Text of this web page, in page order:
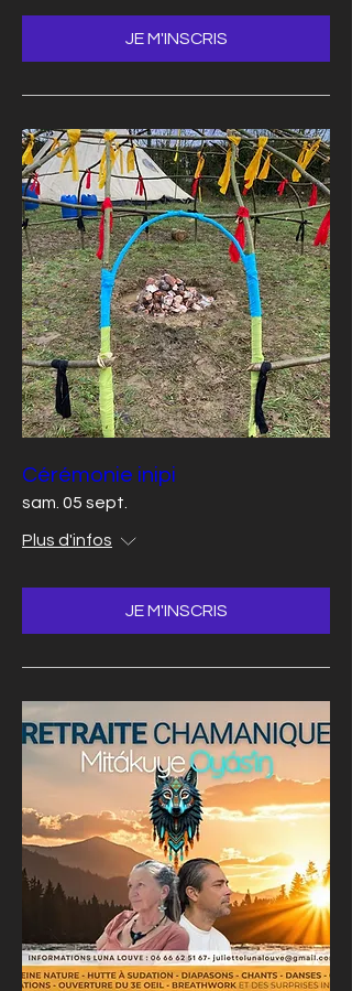
JE M'INSCRIS
Cérémonie inipi
sam. 05 sept.
Plus d'infos
JE M'INSCRIS